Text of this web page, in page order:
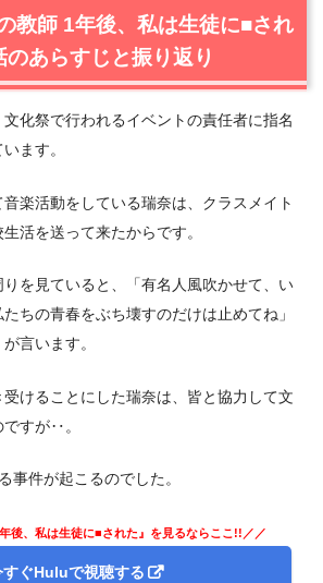
】ドラマ『最高の教師 1年後、私は生徒
あらすじと感想
る鵜久森叶（芦田愛菜）
る自分になりたかった
結末
教師 1年後、私は生徒に■され
あらすじと振り返り
化祭で行われるイベントの責任者に指名
ます。
楽活動をしている瑞奈は、クラスメイト
活を送って来たからです。
を見ていると、「有名人風吹かせて、い
ちの青春をぶち壊すのだけは止めてね」
言います。
けることにした瑞奈は、皆と協力して文
すが‥。
事件が起こるのでした。
後、私は生徒に■された』を見るならここ!!／／
すぐHuluで視聴する